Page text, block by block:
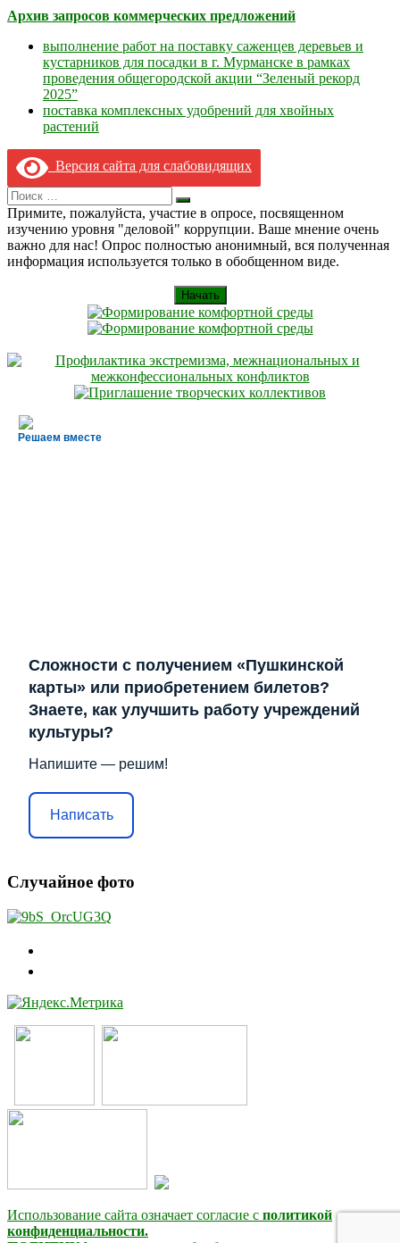
Архив запросов коммерческих предложений
выполнение работ на поставку саженцев деревьев и
кустарников для посадки в г. Мурманске в рамках
проведения общегородской акции “Зеленый рекорд
2025”
поставка комплексных удобрений для хвойных
растений
Версия сайта для слабовидящих
Search
for:
Искать
Примите, пожалуйста, участие в опросе, посвященном
изучению уровня "деловой" коррупции. Ваше мнение очень
важно для нас! Опрос полностью анонимный, вся полученная
информация используется только в обобщенном виде.
Начать
Решаем вместе
Сложности с получением «Пушкинской
карты» или приобретением билетов?
Знаете, как улучшить работу учреждений
культуры?
Напишите — решим!
Написать
Случайное фото
Использование сайта означает согласие с политикой
конфиденциальности.